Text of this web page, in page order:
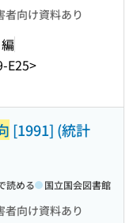
者向け資料あり
E25>
[1991] (統計
者向け資料あり
読める 国立国会図書館